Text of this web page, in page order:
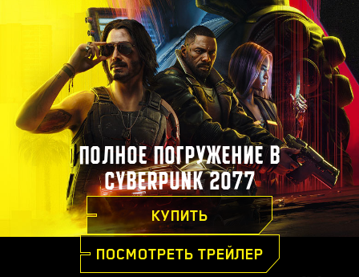
ПОЛНОЕ ПОГРУЖЕНИЕ В
CYBERPUNK 2077
КУПИТЬ
ПОСМОТРЕТЬ ТРЕЙЛЕР